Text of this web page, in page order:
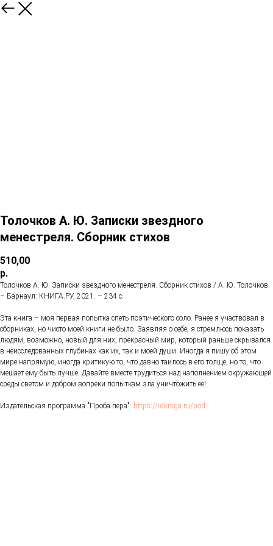
Толочков А. Ю. Записки звездного
менестреля. Сборник стихов
510,00
р.
Толочков А. Ю. Записки звездного менестреля. Сборник стихов / А. Ю. Толочков.
– Барнаул: КНИГА.РУ, 2021. – 234 с.
Эта книга – моя первая попытка спеть поэтического соло. Ранее я участвовал в
сборниках, но чисто моей книги не было. Заявляя о себе, я стремлюсь показать
людям, возможно, новый для них, прекрасный мир, который раньше скрывался
в неисследованных глубинах как их, так и моей души. Иногда я пишу об этом
мире напрямую, иногда критикую то, что давно таилось в его толще, но то, что
мешает ему быть лучше. Давайте вместе трудиться над наполнением окружающей
среды светом и добром вопреки попыткам зла уничтожить её!
Издательская программа "Проба пера": https://idkniga.ru/pod